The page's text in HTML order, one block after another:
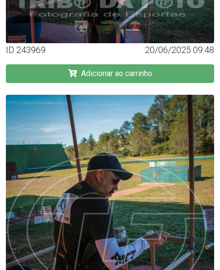
ID 243969 20/06/2025 09:48
Adicionar ao carrinho